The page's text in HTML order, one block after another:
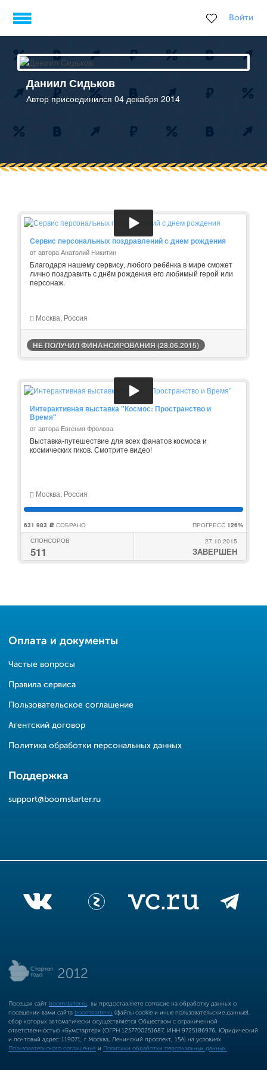
Войти
Даниил Сидьков
Автор присоединился 04 декабря 2014
Сервис персональных поздравлений с днем рождения
от автора Анатолий Никитин
Благодаря нашему сервису, любого ребёнка в мире сможет
лично поздравить с днём рождения его любимый герой или
персонаж.
Москва, Россия
НЕ ПОЛУЧИЛ ФИНАНСИРОВАНИЯ (28.06.2015)
Интерактивная выставка "Космос: Пространство и
Время"
от автора Евгения Фролова
Выставка-путешествие для всех фанатов космоса и
космических гиков. Смотрите видео!
Москва, Россия
631 983 c СОБРАНО ПРОГРЕСС 126%
СПОНСОРОВ
511
27.10.2015
ЗАВЕРШЕН
Оплата и документы
Частые вопросы
Правила сервиса
Пользовательское соглашение
Агентский договор
Политика обработки персональных данных
Поддержка
support@boomstarter.ru
Посещая сайт boomstarter.ru , вы предоставляете согласие на обработку данных о
посещении вами сайта boomstarter.ru (файлы cookie и иные пользовательские данные),
сбор которых автоматически осуществляется Обществом с ограниченной
ответственностью «Бумстартер» (ОГРН 1257700251687, ИНН 9725186976, Юридический
и почтовый адрес: 119071, г Москва, Ленинский проспект, 15А) на условиях
Пользовательского соглашения и Политики обработки персональных данных.